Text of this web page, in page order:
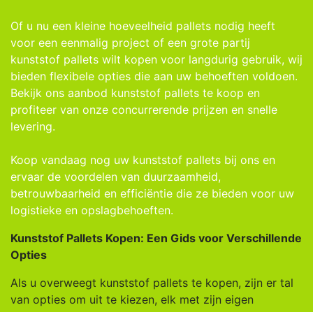
Of u nu een kleine hoeveelheid pallets nodig heeft
voor een eenmalig project of een grote partij
kunststof pallets wilt kopen voor langdurig gebruik, wij
bieden flexibele opties die aan uw behoeften voldoen.
Bekijk ons ​​aanbod kunststof pallets te koop en
profiteer van onze concurrerende prijzen en snelle
levering.
Koop vandaag nog uw kunststof pallets bij ons en
ervaar de voordelen van duurzaamheid,
betrouwbaarheid en efficiëntie die ze bieden voor uw
logistieke en opslagbehoeften.
Kunststof Pallets Kopen: Een Gids voor Verschillende
Opties
Als u overweegt kunststof pallets te kopen, zijn er tal
van opties om uit te kiezen, elk met zijn eigen